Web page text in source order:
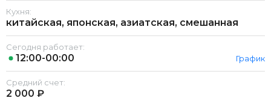
Кухня:
китайская, японская, азиатская, смешанная
Сегодня работает:
12:00-00:00 График
Средний счет:
2 000 ₽